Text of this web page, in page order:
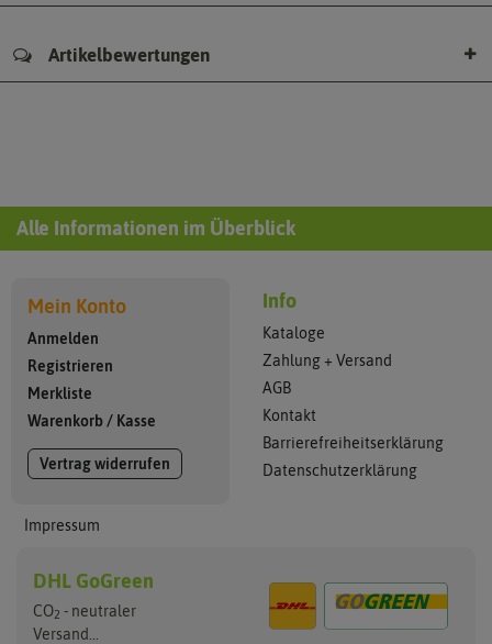
Artikelbewertungen
Alle Informationen im Überblick
Mein Konto
Anmelden
Registrieren
Merkliste
Warenkorb / Kasse
Vertrag widerrufen
Impressum
Info
Kataloge
Zahlung + Versand
AGB
Kontakt
Barrierefreiheitserklärung
Datenschutzerklärung
DHL GoGreen
CO2 - neutraler
Versand...